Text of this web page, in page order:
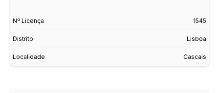
Nº Licença 1545
Distrito Lisboa
Localidade Cascais